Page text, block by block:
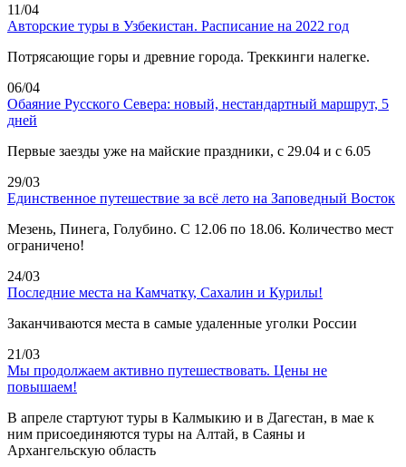
11/04
Авторские туры в Узбекистан. Расписание на 2022 год
Потрясающие горы и древние города. Треккинги налегке.
06/04
Обаяние Русского Севера: новый, нестандартный маршрут, 5
дней
Первые заезды уже на майские праздники, с 29.04 и с 6.05
29/03
Единственное путешествие за всё лето на Заповедный Восток
Мезень, Пинега, Голубино. С 12.06 по 18.06. Количество мест
ограничено!
24/03
Последние места на Камчатку, Сахалин и Курилы!
Заканчиваются места в самые удаленные уголки России
21/03
Мы продолжаем активно путешествовать. Цены не
повышаем!
В апреле стартуют туры в Калмыкию и в Дагестан, в мае к
ним присоединяются туры на Алтай, в Саяны и
Архангельскую область